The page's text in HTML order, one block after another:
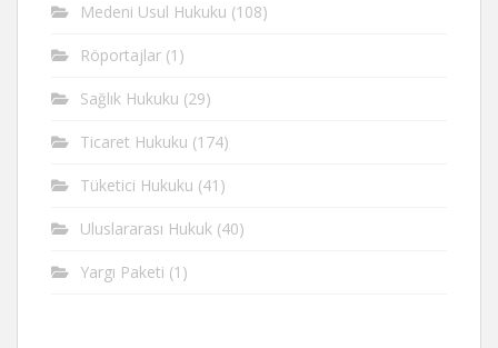
Medeni Usul Hukuku (108)
Röportajlar (1)
Sağlık Hukuku (29)
Ticaret Hukuku (174)
Tüketici Hukuku (41)
Uluslararası Hukuk (40)
Yargı Paketi (1)